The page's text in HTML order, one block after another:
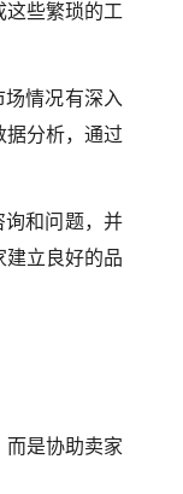
这些繁琐的工
情况有深入
据分析，通过
和问题，并
建立良好的品
而是协助卖家